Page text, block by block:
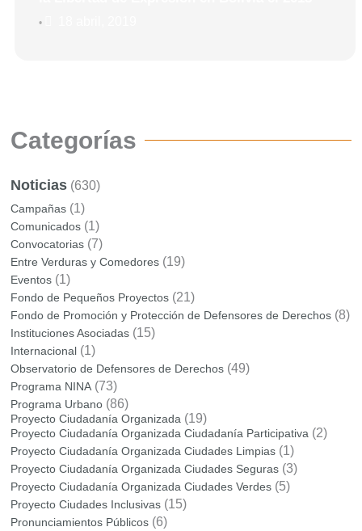
Categorías
Noticias (630)
Campañas (1)
Comunicados (1)
Convocatorias (7)
Entre Verduras y Comedores (19)
Eventos (1)
Fondo de Pequeños Proyectos (21)
Fondo de Promoción y Protección de Defensores de Derechos (8)
Instituciones Asociadas (15)
Internacional (1)
Observatorio de Defensores de Derechos (49)
Programa NINA (73)
Programa Urbano (86)
Proyecto Ciudadanía Organizada (19)
Proyecto Ciudadanía Organizada Ciudadanía Participativa (2)
Proyecto Ciudadanía Organizada Ciudades Limpias (1)
Proyecto Ciudadanía Organizada Ciudades Seguras (3)
Proyecto Ciudadanía Organizada Ciudades Verdes (5)
Proyecto Ciudades Inclusivas (15)
Pronunciamientos Públicos (6)
•